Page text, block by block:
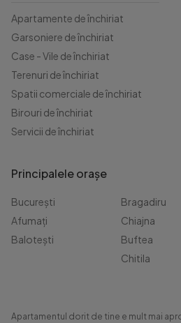
Apartamente de închiriat
Garsoniere de închiriat
Case - Vile de închiriat
Terenuri de închiriat
Spatii comerciale de închiriat
Birouri de închiriat
Servicii de închiriat
Principalele orașe
București
Afumați
Balotești
Bragadiru
Chiajna
Buftea
Chitila
Apartamentul dorit de tine e mult mai